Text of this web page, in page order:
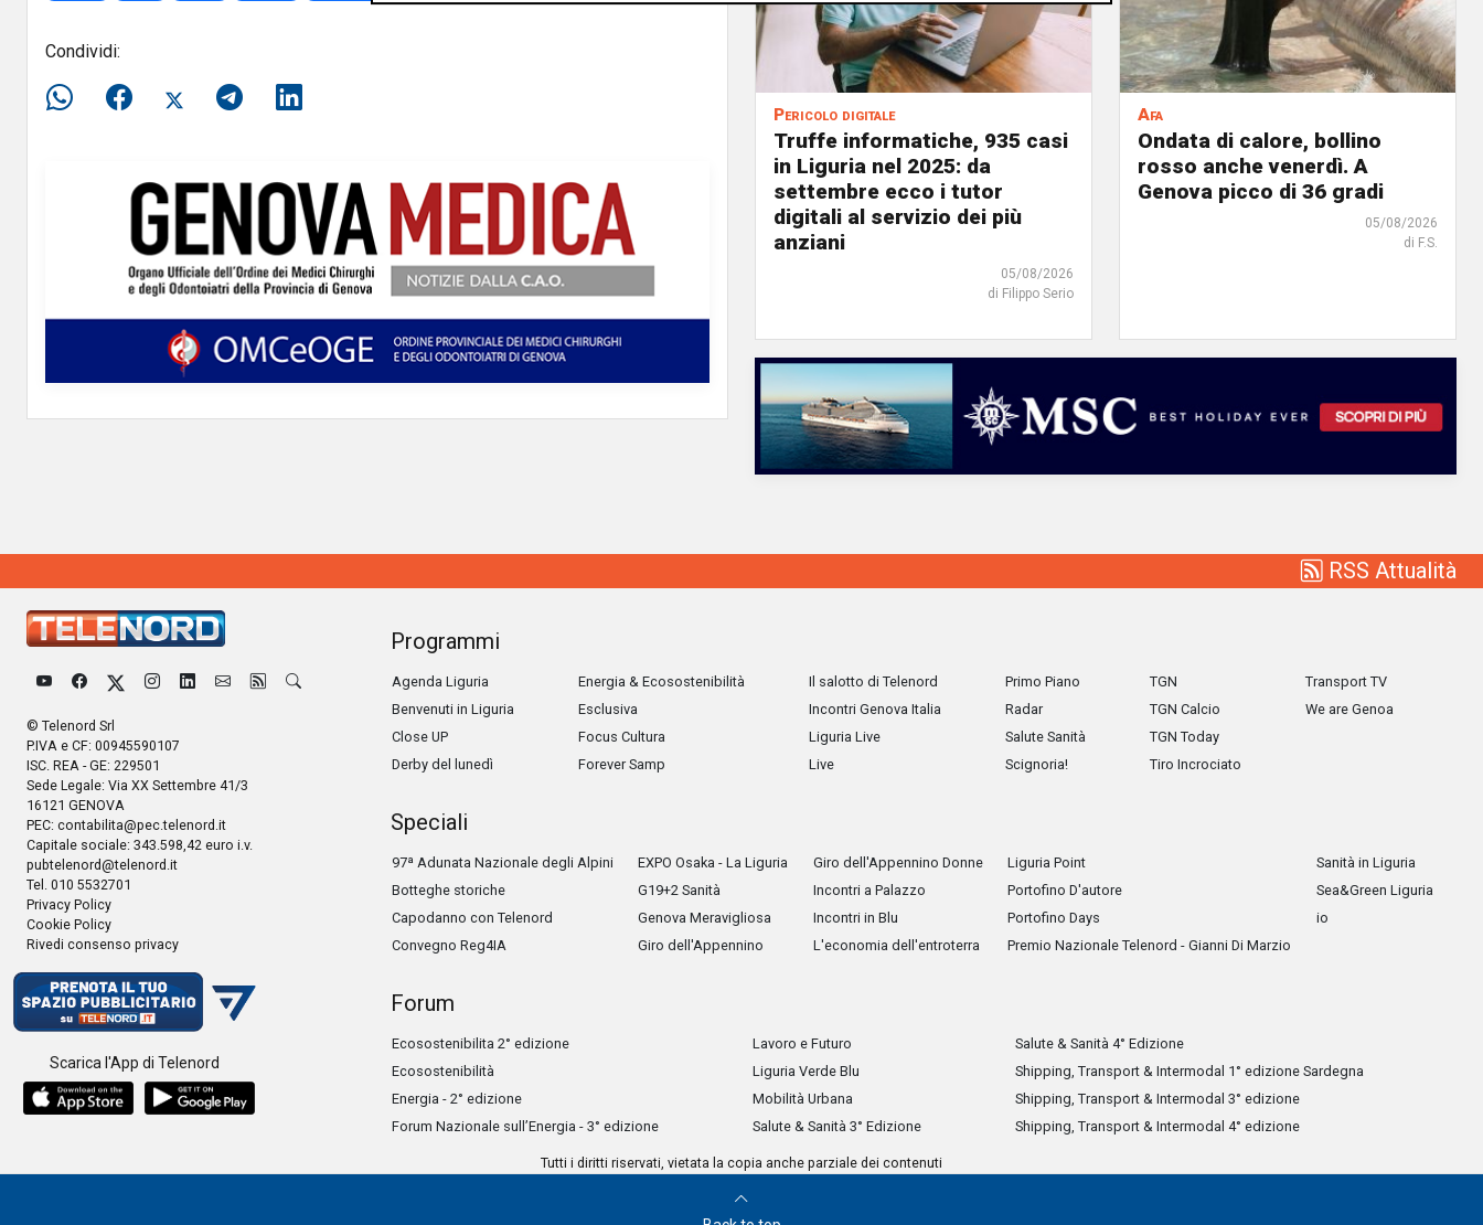
Condividi:
Pericolo digitale
Truffe informatiche, 935 casi
in Liguria nel 2025: da
settembre ecco i tutor
digitali al servizio dei più
anziani
05/08/2026
di Filippo Serio
Afa
Ondata di calore, bollino
rosso anche venerdì. A
Genova picco di 36 gradi
05/08/2026
di F.S.
RSS Attualità
© Telenord Srl
P.IVA e CF: 00945590107
ISC. REA - GE: 229501
Sede Legale: Via XX Settembre 41/3
16121 GENOVA
PEC: contabilita@pec.telenord.it
Capitale sociale: 343.598,42 euro i.v.
pubtelenord@telenord.it
Tel. 010 5532701
Privacy Policy
Cookie Policy
Rivedi consenso privacy
Scarica l'App di Telenord
Programmi
Agenda Liguria
Benvenuti in Liguria
Close UP
Derby del lunedì
Energia & Ecosostenibilità
Esclusiva
Focus Cultura
Forever Samp
Il salotto di Telenord
Incontri Genova Italia
Liguria Live
Live
Primo Piano
Radar
Salute Sanità
Scignoria!
TGN
TGN Calcio
TGN Today
Tiro Incrociato
Transport TV
We are Genoa
Speciali
97ª Adunata Nazionale degli Alpini
Botteghe storiche
Capodanno con Telenord
Convegno Reg4IA
EXPO Osaka - La Liguria
G19+2 Sanità
Genova Meravigliosa
Giro dell'Appennino
Giro dell'Appennino Donne
Incontri a Palazzo
Incontri in Blu
L'economia dell'entroterra
Liguria Point
Portofino D'autore
Portofino Days
Premio Nazionale Telenord - Gianni Di Marzio
Sanità in Liguria
Sea&Green Liguria
io
Forum
Ecosostenibilita 2° edizione
Ecosostenibilità
Energia - 2° edizione
Forum Nazionale sull’Energia - 3° edizione
Lavoro e Futuro
Liguria Verde Blu
Mobilità Urbana
Salute & Sanità 3° Edizione
Salute & Sanità 4° Edizione
Shipping, Transport & Intermodal 1° edizione Sardegna
Shipping, Transport & Intermodal 3° edizione
Shipping, Transport & Intermodal 4° edizione
Tutti i diritti riservati, vietata la copia anche parziale dei contenuti